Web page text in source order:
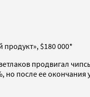
продукт», $180 000*
продвигал
но после ее